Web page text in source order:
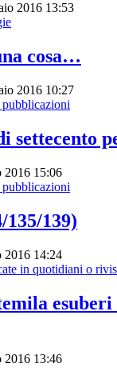
2016 13:53
cosa…
2016 10:27
settecento
2016 15:06
135/139)
2016 14:24
in quotidiani o
2016 13:46